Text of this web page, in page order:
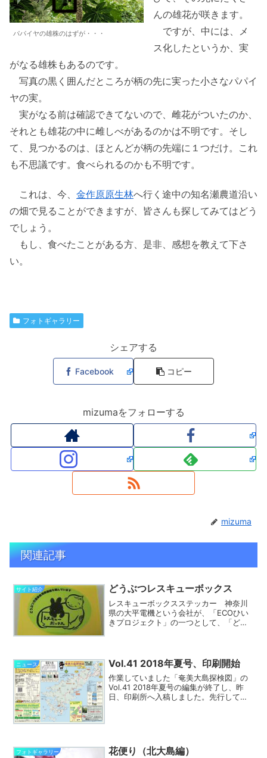
パパイヤの雄株のはずが・・・
んの雄花が咲きます。
ですが、中には、メ
ス化したというか、実
がなる雄株もあるのです。
写真の黒く囲んだところが柄の先に実った小さなパパイ
ヤの実。
実がなる前は確認できてないので、雌花がついたのか、
それとも雄花の中に雌しべがあるのかは不明です。そし
て、見つかるのは、ほとんどが柄の先端に１つだけ。これ
も不思議です。食べられるのかも不明です。
これは、今、 金作原原生林へ行く途中の知名瀬農道沿い
の畑で見ることができますが、皆さんも探してみてはどう
でしょう。
もし、食べたことがある方、是非、感想を教えて下さ
い。
フォトギャラリー
シェアする
Facebook コピー
mizumaをフォローする
mizuma
関連記事
サイト紹介 どうぶつレスキューボックス
レスキューボックスステッカー 神奈川
県の大平電機という会社が、「ECOひい
きプロジェクト」の一つとして、「どう
けたときに保護するための箱と、...
ニュース Vol.41 2018年夏号、印刷開始
作業していました「奄美大島探検図」の
Vol.41 2018年夏号の編集が終了し、昨
日、印刷所へ入稿しました。先行して、
フォトギャラリー 花便り（北大島編）